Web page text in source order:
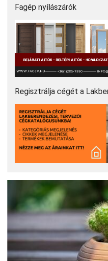
Fagép nyílászárók
Regisztrálja cégét a